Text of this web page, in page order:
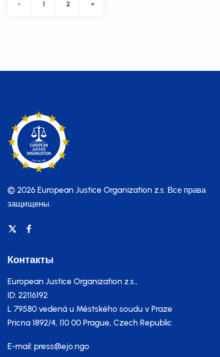
« 1 2 »
© 2026 European Justice Organization z.s. Все права
защищены.
Контакты
European Justice Organization z.s.,
ID: 22116192
L 79580 vedená u Městského soudu v Praze
Pricna 1892/4, 110 00 Prague, Czech Republic
E-mail: press@ejo.ngo